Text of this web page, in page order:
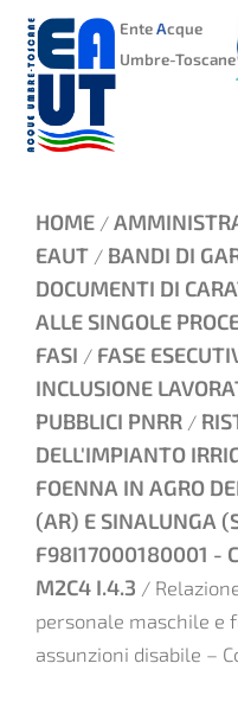
VAI
CONTENUTO
EnteAcque
Umbre-Toscane
HOME /
EAUT / BANDI DI
DOCUMENTI DI
ALLE SINGOLE
FASI / FASE
INCLUSIONE
PUBBLICI PNRR /
DELL'IMPIANTO
FOENNA IN AGRO
(AR) E SINALUNGA
F98I17000180001 -
M2C4 I.4.3 /
personale maschile e
assunzioni disabile –